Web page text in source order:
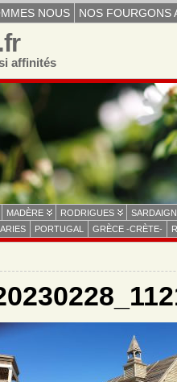
NOUS NOS FOURGONS
affinités
MADÈRE RODRIGUES
PORTUGAL GRÈCE -CRÈTE-